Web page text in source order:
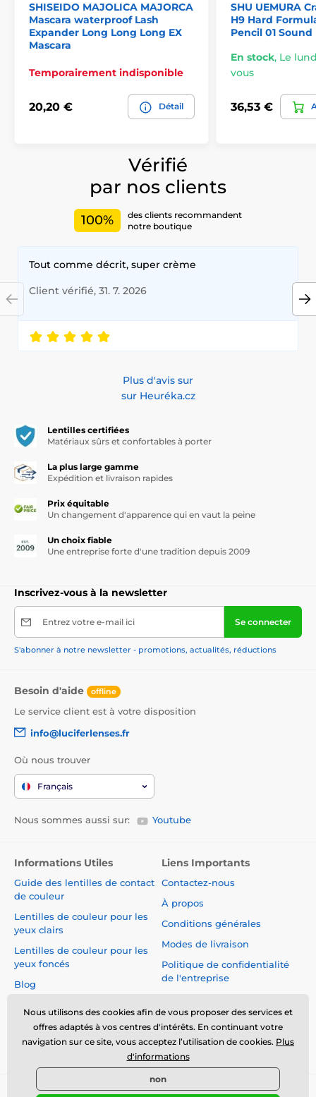
SHISEIDO MAJOLICA MAJORCA
Mascara waterproof Lash
Expander Long Long Long EX
Mascara
Temporairement indisponible
20,20 € Détail
SHU UEMURA
H9 Hard
Pencil 01
En stock, Le
vous
36,53 €
Vérifié
par nos clients
100%
des clients recommandent
notre boutique
Tout comme décrit, super crème
Client vérifié, 31. 7. 2026
Plus d'avis sur
sur Heuréka.cz
Lentilles certifiées
Matériaux sûrs et confortables à porter
La plus large gamme
Expédition et livraison rapides
Prix équitable
Un changement d'apparence qui en vaut la peine
Un choix fiable
Une entreprise forte d'une tradition depuis 2009
Inscrivez-vous à la newsletter
Entrez votre e-mail ici Se connecter
S'abonner à notre newsletter - promotions, actualités, réductions
Besoin d'aide offline
Le service client est à votre disposition
info@luciferlenses.fr
Où nous trouver
Français
Nous sommes aussi sur: Youtube
Informations Utiles
Guide des lentilles de contact
de couleur
Lentilles de couleur pour les
yeux clairs
Lentilles de couleur pour les
yeux foncés
Blog
Liens Importants
Contactez-nous
À propos
Conditions générales
Modes de livraison
Politique de confidentialité
de l'entreprise
du Contrat
Sécurité et qualité sans
compromis
© 2026 www.luciferlenses.fr ⦁ Boutique en ligne créée par
Nous utilisons des cookies afin de vous proposer des services et
offres adaptés à vos centres d'intérêts. En continuant votre
navigation sur ce site, vous acceptez l’utilisation de cookies. Plus
d'informations
non